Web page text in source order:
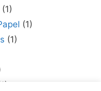
(1)
(1)
(1)